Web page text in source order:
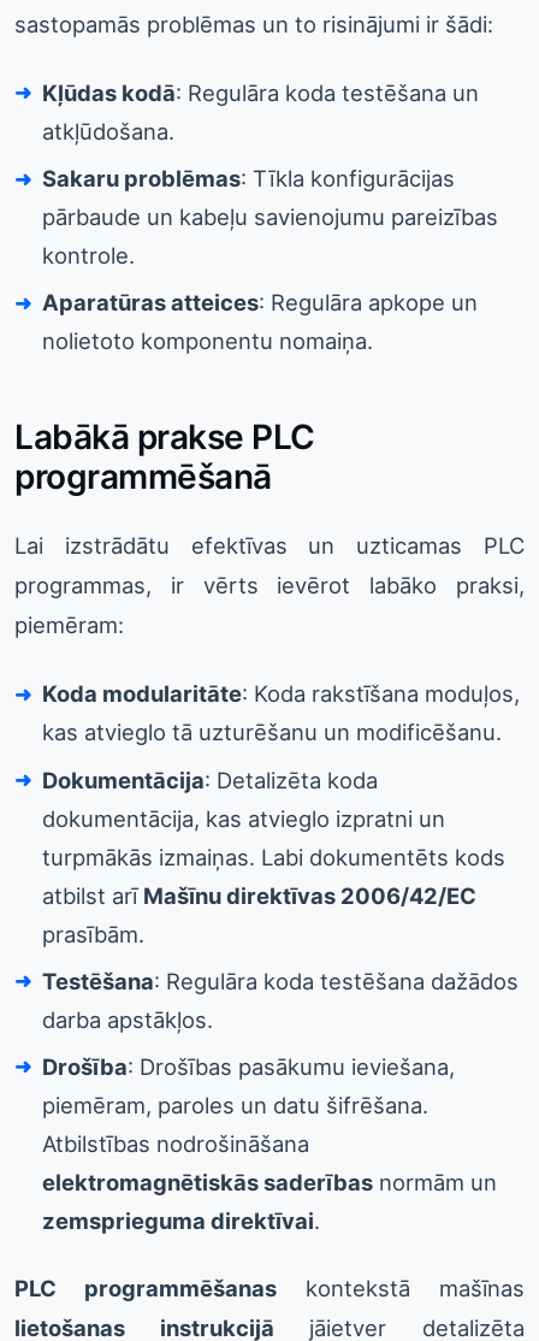
sastopamās problēmas un to risinājumi ir šādi:
Kļūdas kodā: Regulāra koda testēšana un
atkļūdošana.
Sakaru problēmas: Tīkla konfigurācijas
pārbaude un kabeļu savienojumu pareizības
kontrole.
Aparatūras atteices: Regulāra apkope un
nolietoto komponentu nomaiņa.
Labākā prakse PLC
programmēšanā
Lai izstrādātu efektīvas un uzticamas PLC
programmas, ir vērts ievērot labāko praksi,
piemēram:
Koda modularitāte: Koda rakstīšana moduļos,
kas atvieglo tā uzturēšanu un modificēšanu.
Dokumentācija: Detalizēta koda
dokumentācija, kas atvieglo izpratni un
turpmākās izmaiņas. Labi dokumentēts kods
atbilst arīMašīnu direktīvas 2006/42/EC
prasībām.
Testēšana: Regulāra koda testēšana dažādos
darba apstākļos.
Drošība: Drošības pasākumu ieviešana,
piemēram, paroles un datu šifrēšana.
Atbilstības nodrošināšana
elektromagnētiskās saderības normām un
zemsprieguma direktīvai.
PLC programmēšanas kontekstā mašīnas
lietošanas instrukcijā jāietver detalizēta